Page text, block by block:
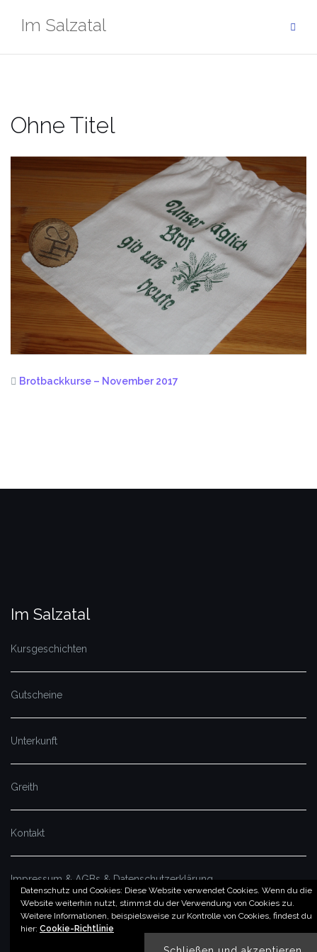
InhaltIm Salzatal
Ohne Titel
Brotbackkurse – November 2017
Datenschutz und Cookies: Diese Website verwendet Cookies. Wenn du die
Website weiterhin nutzt, stimmst du der Verwendung von Cookies zu.
Weitere Informationen, beispielsweise zur Kontrolle von Cookies, findest du
hier: Cookie-Richtlinie
Im Salzatal
Kursgeschichten
Gutscheine
Unterkunft
Greith
Kontakt
Impressum & AGBs & Datenschutzerklärung
© by imSalzatal.at